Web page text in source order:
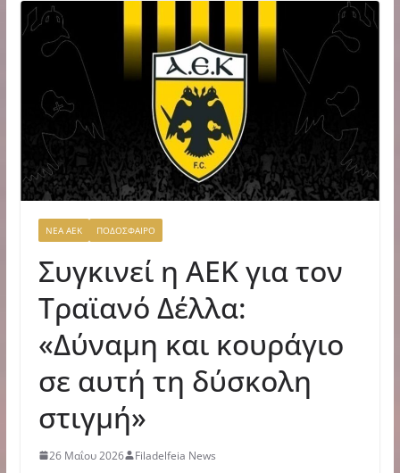
ΝΕΑ ΑΕΚ ΠΟΔΟΣΦΑΙΡΟ
Συγκινεί η ΑΕΚ για τον
Τραϊανό Δέλλα:
«Δύναμη και κουράγιο
σε αυτή τη δύσκολη
στιγμή»
26 Μαΐου 2026
Filadelfeia News